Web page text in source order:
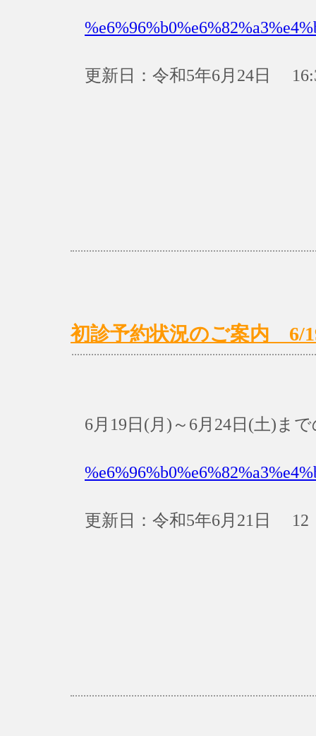
更新日：令和5年6月24日
初診予約状況のご案内 6/
6月19日(月)～6月24日(土)ま
更新日：令和5年6月21日 12